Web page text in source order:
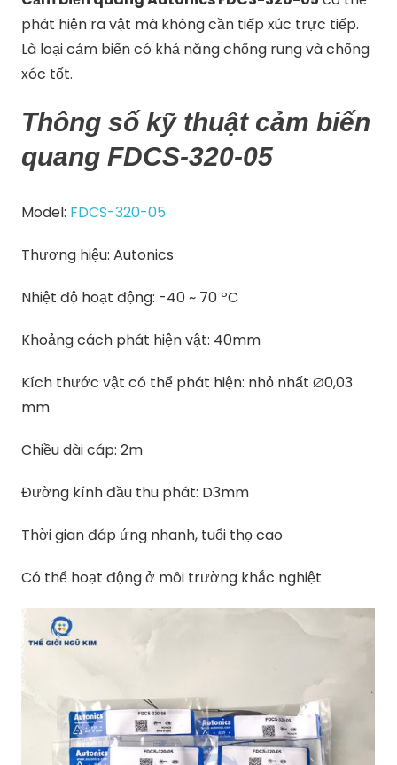
phát hiện ra vật mà không cần tiếp xúc trực tiếp.
Là loại cảm biến có khả năng chống rung và chống
xóc tốt.
Thông số kỹ thuật cảm biến
quang FDCS-320-05
Model: FDCS-320-05
Thương hiệu: Autonics
Nhiệt độ hoạt động: -40 ~ 70 ºC
Khoảng cách phát hiện vật: 40mm
Kích thước vật có thể phát hiện: nhỏ nhất Ø0,03
mm
Chiều dài cáp: 2m
Đường kính đầu thu phát: D3mm
Thời gian đáp ứng nhanh, tuổi thọ cao
Có thể hoạt động ở môi trường khắc nghiệt